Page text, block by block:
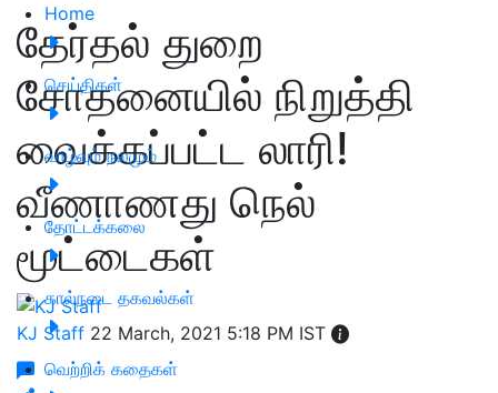
Home
செய்திகள்
வாழ்வும் நலமும்
தோட்டக்கலை
கால்நடை தகவல்கள்
வெற்றிக் கதைகள்
தேர்தல் துறை
சோதனையில் நிறுத்தி
வைக்கப்பட்ட லாரி!
வீணாணது நெல்
மூட்டைகள்
KJ Staff 22 March, 2021 5:18 PM IST